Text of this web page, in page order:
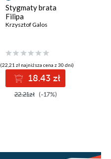
Stygmaty brata
Filipa
Krzysztof Galos
(22,21 zł najniższa cena z 30 dni)
18.43 zł
22.21zł (-17%)